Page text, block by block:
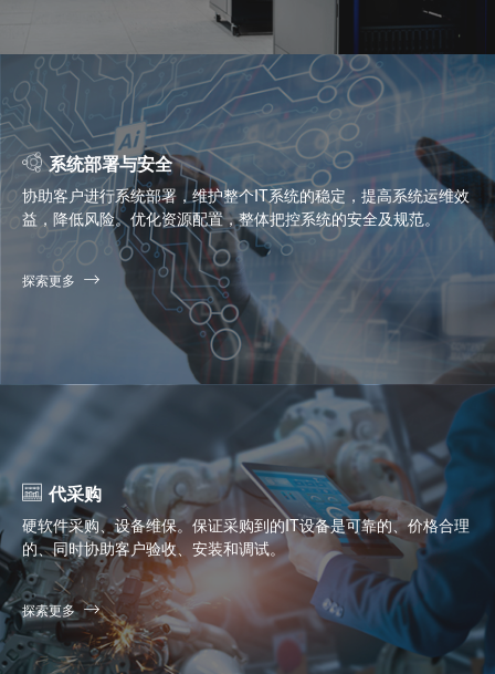
系统部署与安全
协助客户进行系统部署，维护整个IT系统的稳定，提高系统运维效
益，降低风险。优化资源配置，整体把控系统的安全及规范。
探索更多
代采购
硬软件采购、设备维保。保证采购到的IT设备是可靠的、价格合理
的、同时协助客户验收、安装和调试。
探索更多